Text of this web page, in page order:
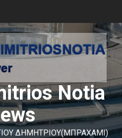
Notia
ΔΗΜΗΤΡΙΟΥ(ΜΠΡΑΧΑΜΙ)